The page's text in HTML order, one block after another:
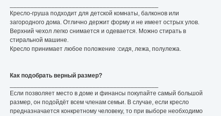
Кресло-груша подходит для детской комнаты, балконов или
загородного дома. Отлично держит форму и не имеет острых улов.
Верхний чехол легко снимается и одевается. Можно стирать в
стиральной машине.
Кресло принимает любое положение :сидя, лежа, полулежа.
Как подобрать верный размер?
Если позволяет место в доме и финансы покупайте самый большой
размер, он подойдёт всем членам семьи. В случае, если кресло
предназначается конкретному человеку, то при выборе необходимо